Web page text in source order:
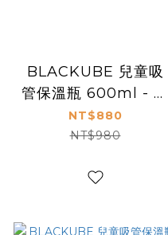
BLACKUBE 兒童吸
管保溫瓶 600ml - 星
語獨角獸 (附背帶+吊
飾)
NT$880
NT$980